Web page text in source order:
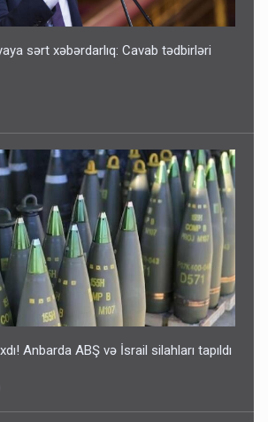
sərt xəbərdarlıq: Cavab tədbirləri
Anbarda ABŞ və İsrail silahları tapıldı